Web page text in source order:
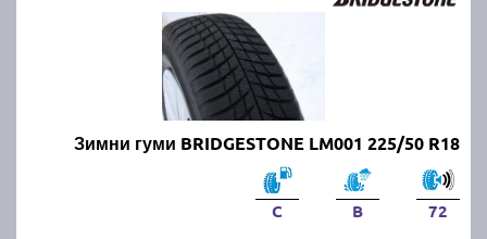
Зимни гуми BRIDGESTONE LM001 225/50 R18
C B 72